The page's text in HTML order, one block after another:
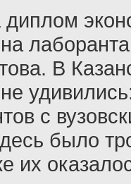
В
с
было
их